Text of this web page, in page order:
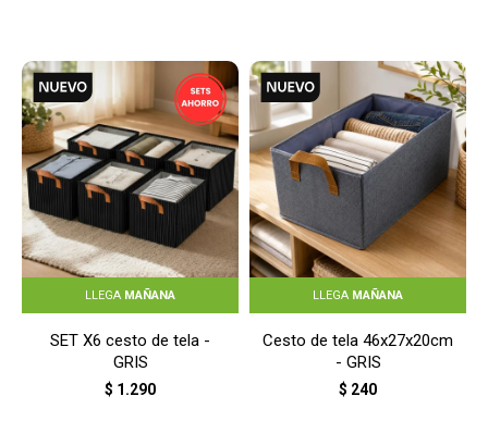
LLEGA MAÑANA
SET X6 cesto de tela -
GRIS
$ 1.290
LLEGA MAÑANA
Cesto de tela 46x27x20cm
- GRIS
$ 240